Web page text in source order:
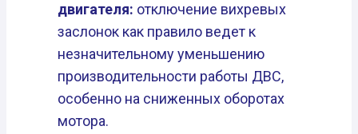
двигателя: отключение вихревых
заслонок как правило ведет к
незначительному уменьшению
производительности работы ДВС,
особенно на сниженных оборотах
мотора.